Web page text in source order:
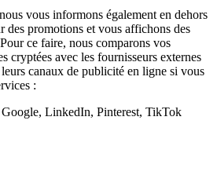
vous informons également en dehors
des promotions et vous affichons des
ce faire, nous comparons vos
cryptées avec les fournisseurs externes
canaux de publicité en ligne si vous
:
LinkedIn, Pinterest, TikTok